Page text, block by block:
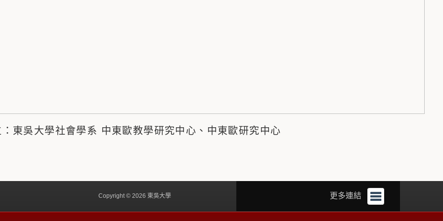
東吳大學社會學系 中東歐教學研究中心、中東歐研究中心
更多連結
Copyright © 2026 東吳大學